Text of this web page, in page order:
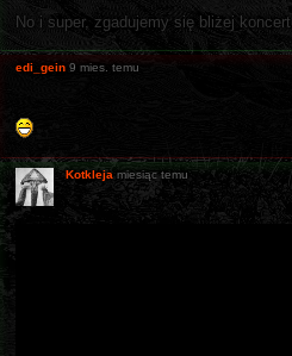
No i super, zgadujemy się bliżej
edi_gein 9 mies. temu
Kotkleja miesiąc temu